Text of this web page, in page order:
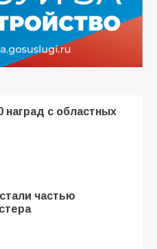
наград с областных
частью